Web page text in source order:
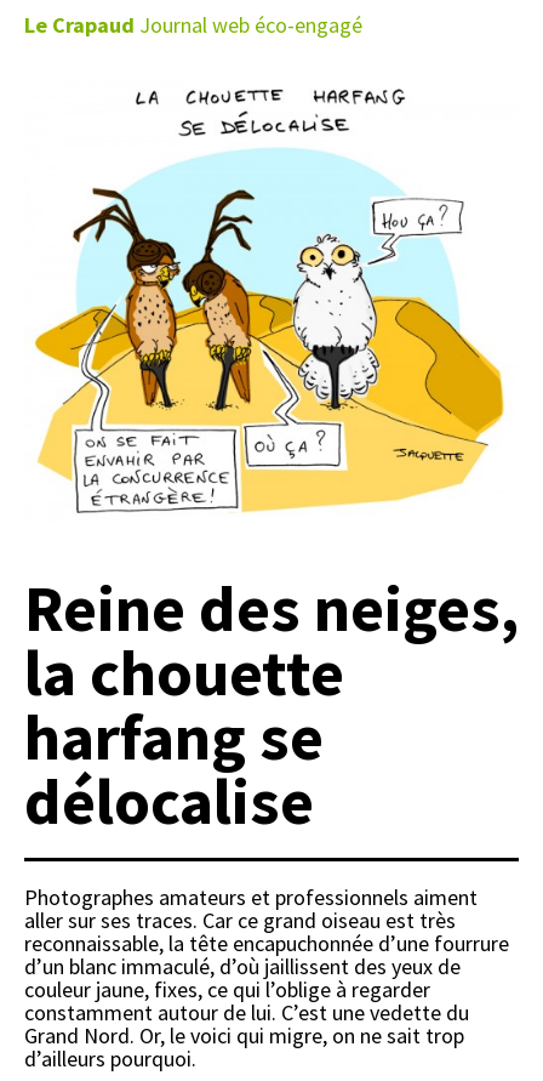
Le Crapaud Journal web éco-engagé
Reine des neiges,
la chouette
harfang se
délocalise
Photographes amateurs et professionnels aiment
aller sur ses traces. Car ce grand oiseau est très
reconnaissable, la tête encapuchonnée d’une fourrure
d’un blanc immaculé, d’où jaillissent des yeux de
couleur jaune, fixes, ce qui l’oblige à regarder
constamment autour de lui. C’est une vedette du
Grand Nord. Or, le voici qui migre, on ne sait trop
d’ailleurs pourquoi.